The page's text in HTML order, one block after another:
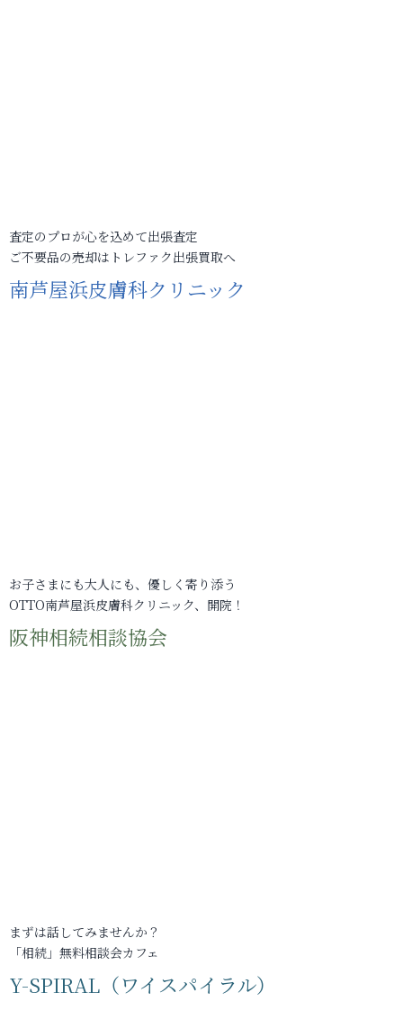
査定のプロが心を込めて出張査定
ご不要品の売却はトレファク出張買取へ
南芦屋浜皮膚科クリニック
お子さまにも大人にも、優しく寄り添う
OTTO南芦屋浜皮膚科クリニック、開院！
阪神相続相談協会
まずは話してみませんか？
「相続」無料相談会カフェ
Y-SPIRAL（ワイスパイラル）